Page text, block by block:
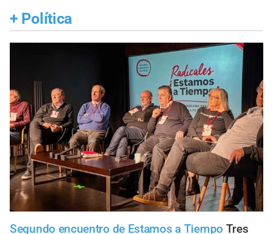
+ Política
Segundo encuentro de Estamos a Tiempo Tres